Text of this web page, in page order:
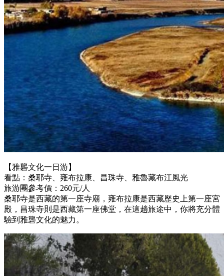
【雅礱文化一日游】
看點：桑耶寺、雍布拉康、昌珠寺、雅魯藏布江風光
旅游團參考價：260元/人
桑耶寺是西藏的第一座寺廟，雍布拉康是西藏歷史上第一座宮
殿，昌珠寺則是西藏第一座佛堂，在這趟旅途中，你將充分體
驗到雅礱文化的魅力。